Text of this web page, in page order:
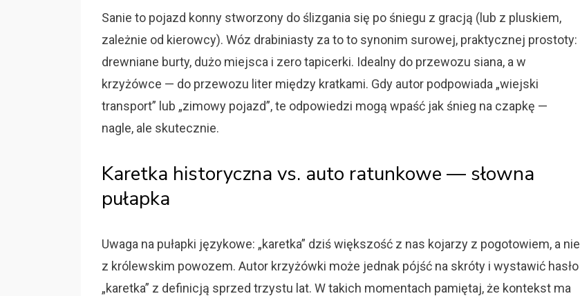
Sanie to pojazd konny stworzony do ślizgania się po śniegu z gracją (lub z pluskiem,
zależnie od kierowcy). Wóz drabiniasty za to to synonim surowej, praktycznej prostoty:
drewniane burty, dużo miejsca i zero tapicerki. Idealny do przewozu siana, a w
krzyżówce — do przewozu liter między kratkami. Gdy autor podpowiada „wiejski
transport” lub „zimowy pojazd”, te odpowiedzi mogą wpaść jak śnieg na czapkę —
nagle, ale skutecznie.
Karetka historyczna vs. auto ratunkowe — słowna
pułapka
Uwaga na pułapki językowe: „karetka” dziś większość z nas kojarzy z pogotowiem, a nie
z królewskim powozem. Autor krzyżówki może jednak pójść na skróty i wystawić hasło
„karetka” z definicją sprzed trzystu lat. W takich momentach pamiętaj, że kontekst ma